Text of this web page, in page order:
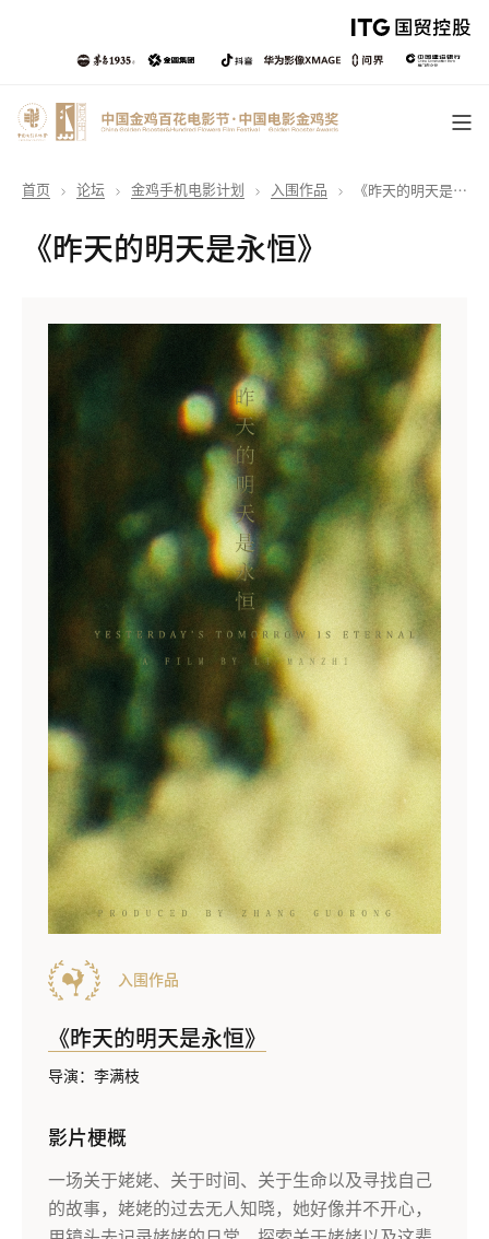
首页 论坛 金鸡手机电影计划 入围作品 《昨天的明天是永恒》
《昨天的明天是永恒》
《昨天的明天是永恒》
入围作品
导演：李满枝
影片梗概
一场关于姥姥、关于时间、关于生命以及寻找自己
的故事，姥姥的过去无人知晓，她好像并不开心，